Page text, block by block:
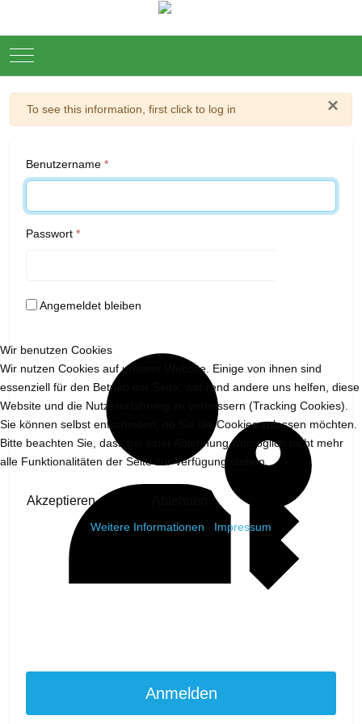
Mobile Menu Toggle
×
Warnung
To see this information, first click to log in
Benutzername *
Passwort *
Angemeldet bleiben
Anmelden
Wir benutzen Cookies
Wir nutzen Cookies auf unserer Website. Einige von ihnen sind
essenziell für den Betrieb der Seite, während andere uns helfen, diese
Website und die Nutzererfahrung zu verbessern (Tracking Cookies).
Sie können selbst entscheiden, ob Sie die Cookies zulassen möchten.
Bitte beachten Sie, dass bei einer Ablehnung womöglich nicht mehr
alle Funktionalitäten der Seite zur Verfügung stehen.
Akzeptieren
Weitere Informationen Impressum